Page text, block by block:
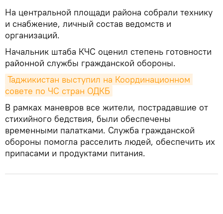
На центральной площади района собрали технику
и снабжение, личный состав ведомств и
организаций.
Начальник штаба КЧС оценил степень готовности
районной службы гражданской обороны.
Таджикистан выступил на Координационном
совете по ЧС стран ОДКБ
В рамках маневров все жители, пострадавшие от
стихийного бедствия, были обеспечены
временными палатками. Служба гражданской
обороны помогла расселить людей, обеспечить их
припасами и продуктами питания.